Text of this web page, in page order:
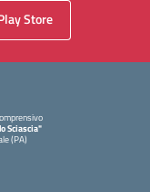
Store
Sciascia"
(PA)
pagina iniziale della scuola